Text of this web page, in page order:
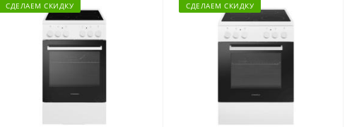
СДЕЛАЕМ СКИДКУ СДЕЛАЕМ СКИДКУ